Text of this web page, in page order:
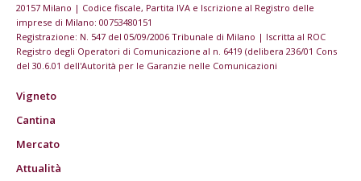
20157 Milano | Codice fiscale, Partita IVA e Iscrizione al Registro delle
imprese di Milano: 00753480151
Registrazione: N. 547 del 05/09/2006 Tribunale di Milano | Iscritta al ROC
Registro degli Operatori di Comunicazione al n. 6419 (delibera 236/01 Cons
del 30.6.01 dell'Autorità per le Garanzie nelle Comunicazioni
Vigneto
Cantina
Mercato
Attualità